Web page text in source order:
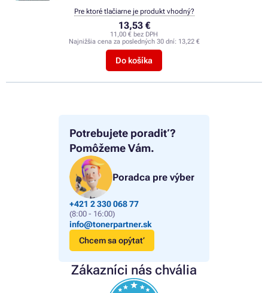
Potrebujete poradiť?
Pomôžeme Vám.
Poradca pre výber
+421 2 330 068 77
(8:00 - 16:00)
info@tonerpartner.sk
Chcem sa opýtať
Zákazníci nás chvália
13,53 €
11,00 € bez DPH
Najnižšia cena za posledných 30 dní: 13,22 €
Do košíka
Pre ktoré tlačiarne je produkt vhodný?